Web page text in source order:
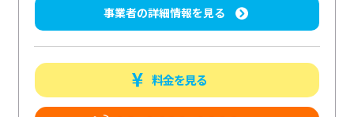
事業者の詳細情報を見る
料金を見る